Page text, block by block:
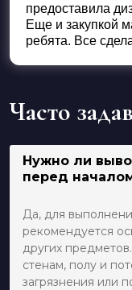
предоставила
Еще и закупкой
ребята. Все
Часто
Нужно ли
перед
Да, для
рекомендуется
других
стенам, полу и
загрязнения или